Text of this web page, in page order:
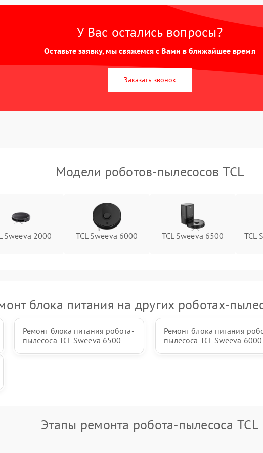
У Вас остались вопросы?
Оставьте заявку, мы свяжемся с Вами в ближайшее время
Заказать звонок
Модели роботов-пылесосов TCL
Sweeva 2000 TCL Sweeva 6000 TCL Sweeva 6500 TCL
блока питания на других роботах-
Ремонт блока питания робота-
пылесоса TCL Sweeva 6500
Ремонт блока питания
пылесоса TCL Sweeva 6000
Этапы ремонта робота-пылесоса TCL